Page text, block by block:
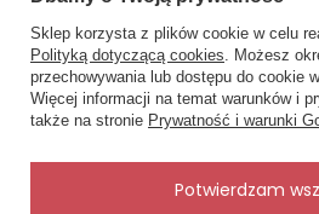
Inne rzeczy od tego
✨
Napisz
gotowe
Sklep korzysta z plików cookie w celu
Polityką dotyczącą cookies. Możesz
przechowywania lub dostępu do cookie
Więcej informacji na temat warunków i
także na stronie Prywatność i warunki
Potwierdzam